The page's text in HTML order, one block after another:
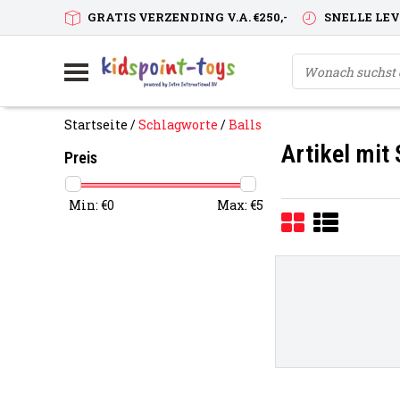
GRATIS VERZENDING V.A. €250,- SNELLE
Startseite /Schlagworte /Balls
Preis
Min: €0 Max: €5
Artikel mit